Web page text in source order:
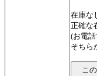
在庫な
正確な
(お電
そちら